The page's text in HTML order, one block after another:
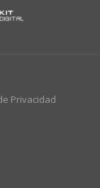
Privacidad